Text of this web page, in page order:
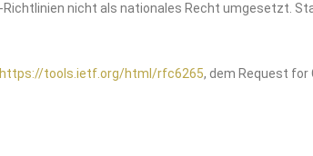
Richtlinien nicht als nationales Recht umgesetzt.
https://tools.ietf.org/html/rfc6265, dem Request